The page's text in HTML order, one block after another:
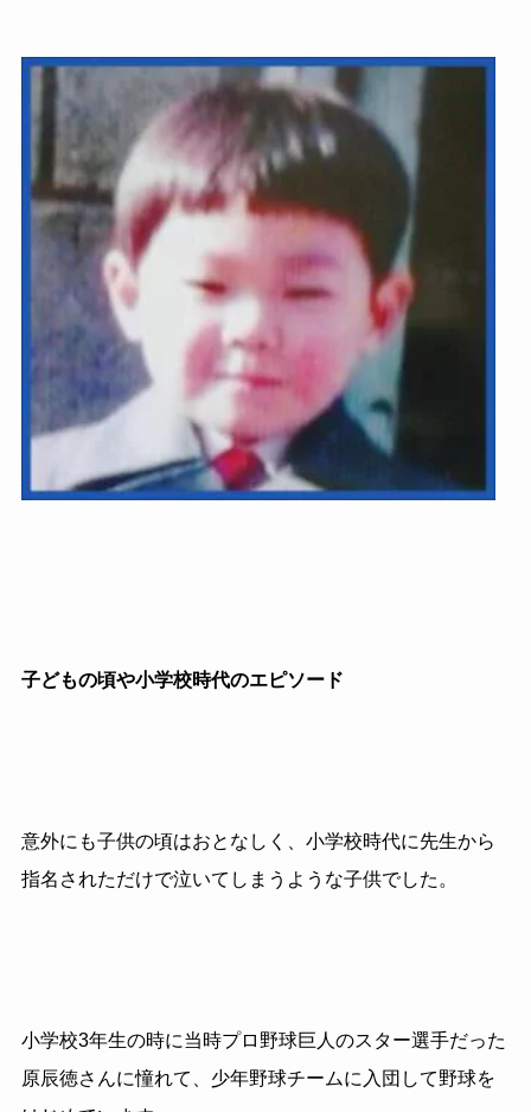
子どもの頃や小学校時代のエピソード
意外にも子供の頃はおとなしく、小学校時代に先生から
指名されただけで泣いてしまうような子供でした。
小学校3年生の時に当時プロ野球巨人のスター選手だった
原辰徳さんに憧れて、少年野球チームに入団して野球を